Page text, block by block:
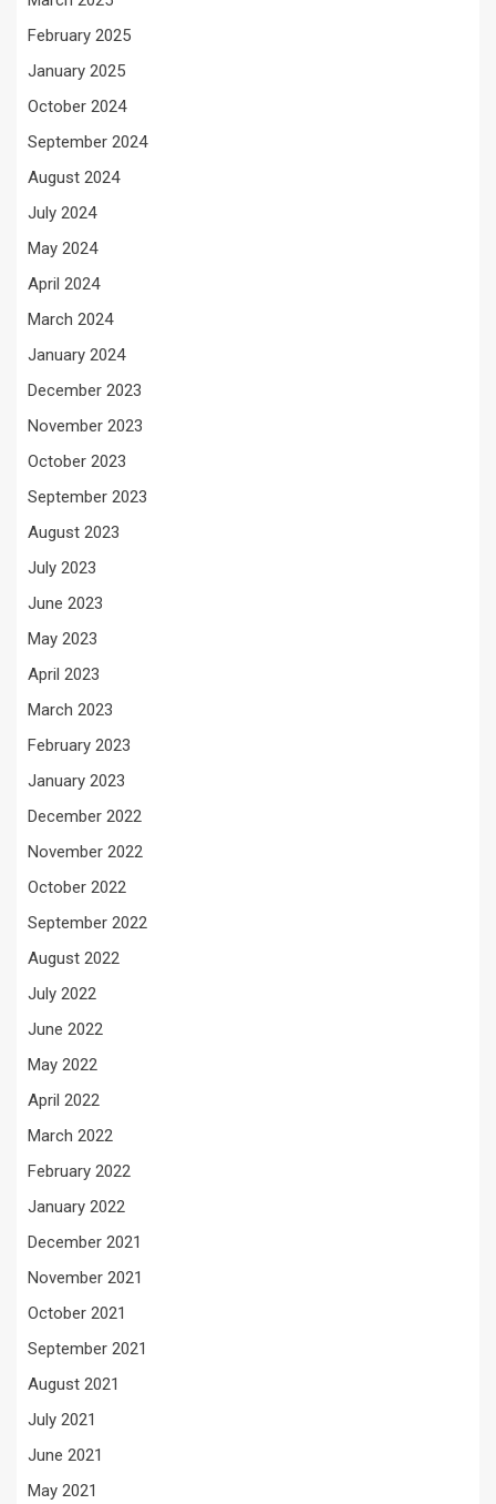
February 2025
January 2025
October 2024
September 2024
August 2024
July 2024
May 2024
April 2024
March 2024
January 2024
December 2023
November 2023
October 2023
September 2023
August 2023
July 2023
June 2023
May 2023
April 2023
March 2023
February 2023
January 2023
December 2022
November 2022
October 2022
September 2022
August 2022
July 2022
June 2022
May 2022
April 2022
March 2022
February 2022
January 2022
December 2021
November 2021
October 2021
September 2021
August 2021
July 2021
June 2021
May 2021